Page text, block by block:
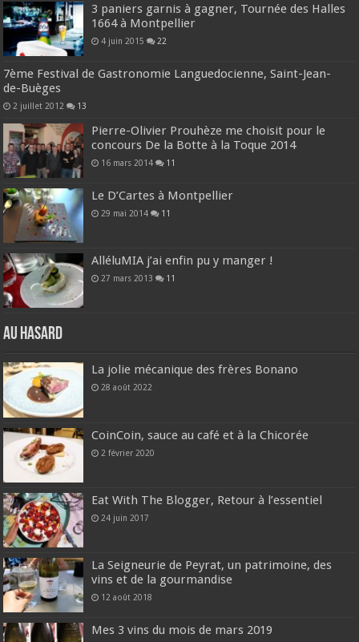
3 paniers garnis à gagner, Tournée des Halles
1664 à Montpellier
4 juin 2015 22
7ème Festival de Gastronomie Languedocienne, Saint-Jean-
de-Buèges
2 juillet 2012 13
Pierre-Olivier Prouhèze me choisit pour le
concours De la Botte à la Toque 2014
16 mars 2014 11
Le D’Cartes à Montpellier
29 mai 2014 11
AlléluMIA j’ai enfin pu y manger !
27 mars 2013 11
Au hasard
La jolie mécanique des frères Bonano
28 août 2022
CoinCoin, sauce au café et à la Chicorée
2 février 2020
Eat With The Blogger, Retour à l’essentiel
24 juin 2017
La Seigneurie de Peyrat, un patrimoine, des
vins et de la gourmandise
12 août 2018
Mes 3 vins du mois de mars 2019